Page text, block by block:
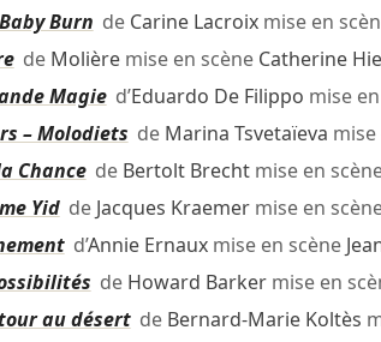
Burn de Carine Lacroixmise en
de Molièremise en scène Catherine
Magied’Eduardo De Filippo mise
– Molodiets de Marina Tsvetaïeva mise
Chancede Bertolt Brechtmise en
Yidde Jacques Kraemermise en
d’Annie Ernauxmise en scène
de Howard Barkermise en
au désertde Bernard-Marie Koltès